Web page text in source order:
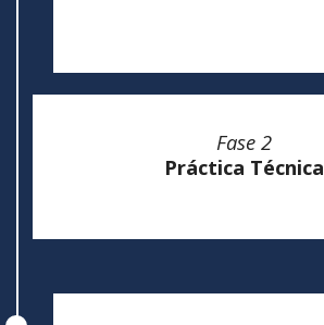
Fase 2
Práctica Técnica